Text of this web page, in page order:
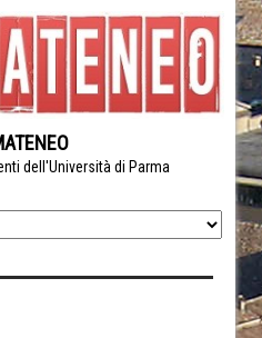
dell'Università di Parma